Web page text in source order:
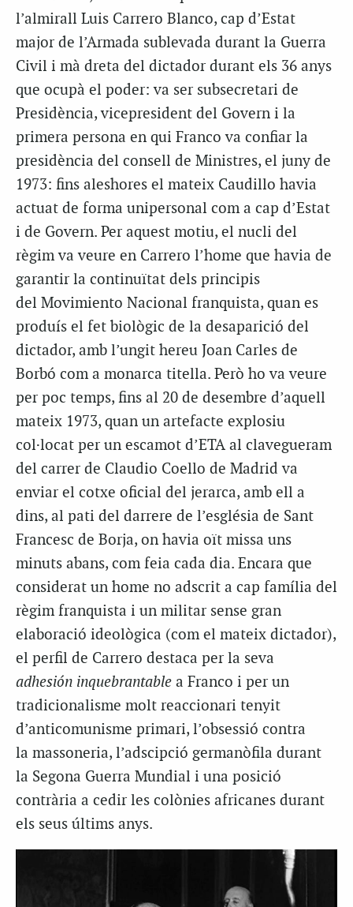
l’almirall Luis Carrero Blanco, cap d’Estat
major de l’Armada sublevada durant la Guerra
Civil i mà dreta del dictador durant els 36 anys
que ocupà el poder: va ser subsecretari de
Presidència, vicepresident del Govern i la
primera persona en qui Franco va confiar la
presidència del consell de Ministres, el juny de
1973: fins aleshores el mateix Caudillo havia
actuat de forma unipersonal com a cap d’Estat
i de Govern. Per aquest motiu, el nucli del
règim va veure en Carrero l’home que havia de
garantir la continuïtat dels principis
del Movimiento Nacional franquista, quan es
produís el fet biològic de la desaparició del
dictador, amb l’ungit hereu Joan Carles de
Borbó com a monarca titella. Però ho va veure
per poc temps, fins al 20 de desembre d’aquell
mateix 1973, quan un artefacte explosiu
col·locat per un escamot d’ETA al clavegueram
del carrer de Claudio Coello de Madrid va
enviar el cotxe oficial del jerarca, amb ell a
dins, al pati del darrere de l’església de Sant
Francesc de Borja, on havia oït missa uns
minuts abans, com feia cada dia. Encara que
considerat un home no adscrit a cap família del
règim franquista i un militar sense gran
elaboració ideològica (com el mateix dictador),
el perfil de Carrero destaca per la seva
adhesión inquebrantable a Franco i per un
tradicionalisme molt reaccionari tenyit
d’anticomunisme primari, l’obsessió contra
la massoneria, l’adscipció germanòfila durant
la Segona Guerra Mundial i una posició
contrària a cedir les colònies africanes durant
els seus últims anys.